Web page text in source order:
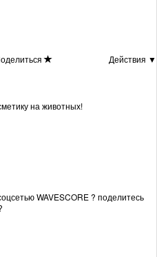
Действия ▼
на животных!
WAVESCORE ? поделитесь